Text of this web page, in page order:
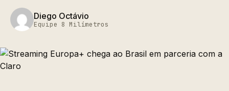
Diego Octávio
Equipe 8 Milímetros